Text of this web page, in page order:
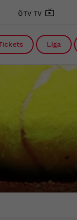
ÖTV TV
Liga